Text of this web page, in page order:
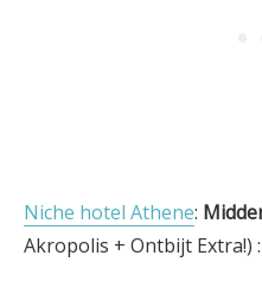
Niche hotel Athene:
Akropolis + Ontbijt Extra!) :